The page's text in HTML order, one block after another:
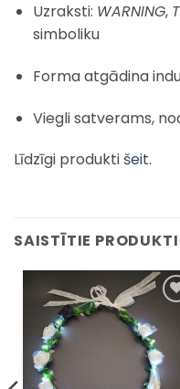
Uzraksti: WARNING,
simboliku
Forma atgādina
Viegli satverams,
Līdzīgi produkti šeit.
SAISTĪTIE PRODUKTI
Pievienot
sarakstam